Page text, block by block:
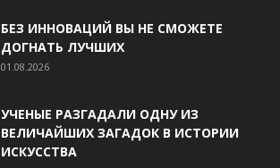
БЕЗ ИННОВАЦИЙ ВЫ НЕ СМОЖЕТЕ
ДОГНАТЬ ЛУЧШИХ
01.08.2026
УЧЕНЫЕ РАЗГАДАЛИ ОДНУ ИЗ
ВЕЛИЧАЙШИХ ЗАГАДОК В ИСТОРИИ
ИСКУССТВА